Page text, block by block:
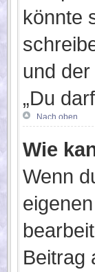
könnte
und
„Du
Nach oben
Wie
Wenn
Beitrag